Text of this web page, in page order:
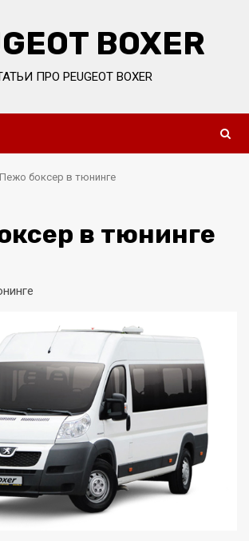
BOXER
ПРО PEUGEOT BOXER
Пежо боксер в тюнинге
в тюнинге